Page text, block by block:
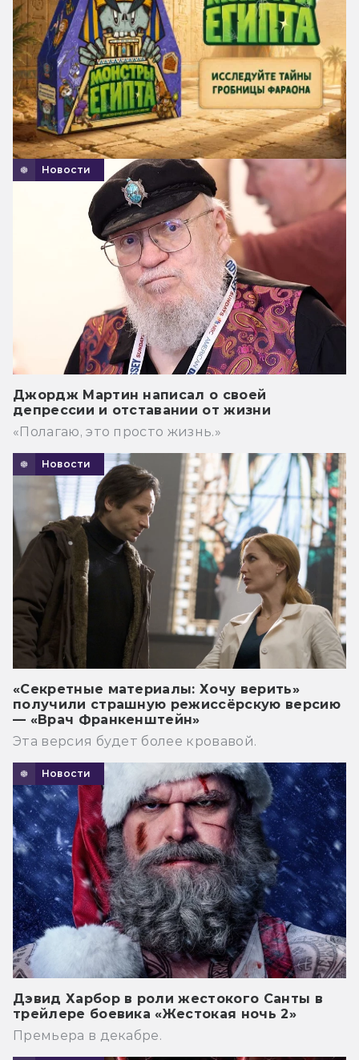
Новости
Джордж Мартин написал о своей
депрессии и отставании от жизни
«Полагаю, это просто жизнь.»
Новости
«Секретные материалы: Хочу верить»
получили страшную режиссёрскую версию
— «Врач Франкенштейн»
Эта версия будет более кровавой.
Новости
Дэвид Харбор в роли жестокого Санты в
трейлере боевика «Жестокая ночь 2»
Премьера в декабре.